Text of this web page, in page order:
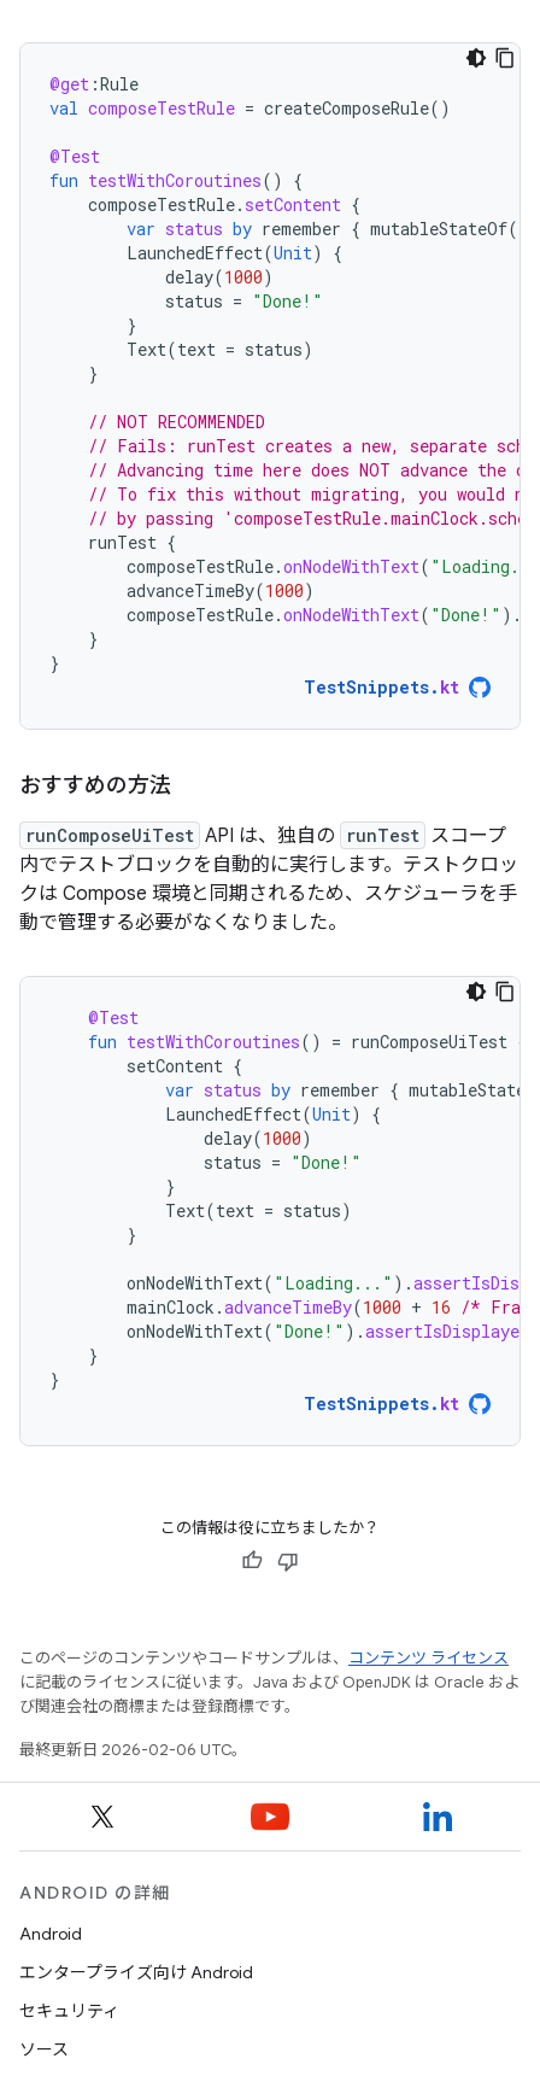
@get :Rule
val composeTestRule = createComposeRule()
@Test
fun testWithCoroutines()
{
composeTestRule. setContent {
var status by remember { mutableStateOf(
LaunchedEffect(Unit)
{
delay(1000)
status = "Done!"
}
Text(text = status)
}
// NOT RECOMMENDED
// Fails: runTest creates a new, separate
// Advancing time here does NOT advance the
// To fix this without migrating, you would
// by passing
runTest {
composeTestRule.onNodeWithText(
advanceTimeBy(1000)
composeTestRule.onNodeWithText( "Done!" ).
}
}
TestSnippets. kt
おすすめの方法
runComposeUiTest API は、独自の runTest スコープ
内でテストブロックを自動的に実行します。テストクロッ
クは Compose 環境と同期されるため、スケジューラを手
動で管理する必要がなくなりました。
@Test
fun testWithCoroutines() = runComposeUiTest {
setContent {
var status by remember {
LaunchedEffect(Unit)
{
delay(1000)
status = "Done!"
}
Text(text = status)
}
onNodeWithText( "Loading..." ).
mainClock .advanceTimeBy(1000 + 16 /*
onNodeWithText( "Done!" ).assertIsDisplayed
}
}
TestSnippets. kt
この情報は役に立ちましたか？
このページのコンテンツやコードサンプルは、
コンテンツ ライセンス
に記載のライセンスに従います。Java および OpenJDK は Oracle およ
び関連会社の商標または登録商標です。
最終更新日 2026-02-06 UTC。
ANDROID の詳細
Android
エンタープライズ向け Android
セキュリティ
ソース